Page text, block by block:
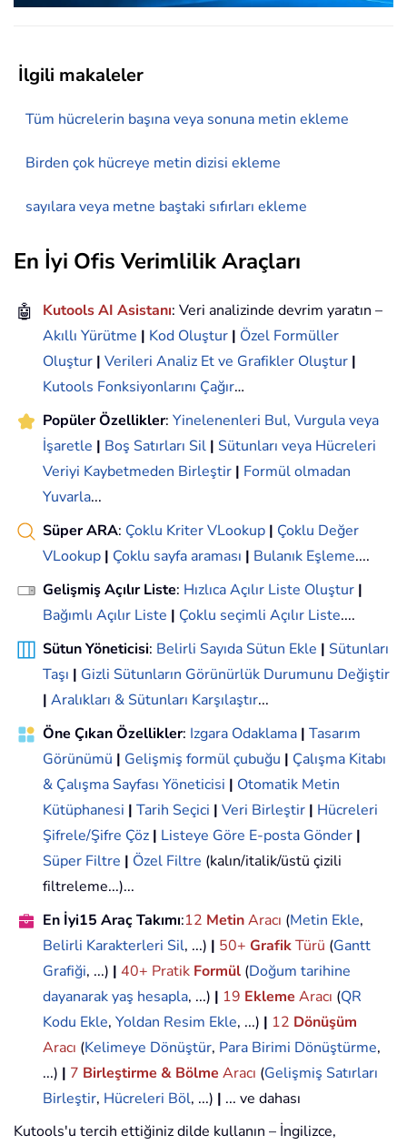
İlgili makaleler
Tüm hücrelerin başına veya sonuna metin ekleme
Birden çok hücreye metin dizisi ekleme
sayılara veya metne baştaki sıfırları ekleme
En İyi Ofis Verimlilik Araçları
🤖 Kutools AI Asistanı: Veri analizinde devrim yaratın –
Akıllı Yürütme | Kod Oluştur | Özel Formüller
Oluştur | Verileri Analiz Et ve Grafikler Oluştur |
Kutools Fonksiyonlarını Çağır…
Popüler Özellikler: Yinelenenleri Bul, Vurgula veya
İşaretle | Boş Satırları Sil | Sütunları veya Hücreleri
Veriyi Kaybetmeden Birleştir | Formül olmadan
Yuvarla...
Süper ARA: Çoklu Kriter VLookup | Çoklu Değer
VLookup | Çoklu sayfa araması | Bulanık Eşleme....
Gelişmiş Açılır Liste: Hızlıca Açılır Liste Oluştur |
Bağımlı Açılır Liste | Çoklu seçimli Açılır Liste....
Sütun Yöneticisi: Belirli Sayıda Sütun Ekle | Sütunları
Taşı | Gizli Sütunların Görünürlük Durumunu Değiştir
| Aralıkları & Sütunları Karşılaştır...
Öne Çıkan Özellikler: Izgara Odaklama | Tasarım
Görünümü | Gelişmiş formül çubuğu | Çalışma Kitabı
& Çalışma Sayfası Yöneticisi | Otomatik Metin
Kütüphanesi | Tarih Seçici | Veri Birleştir | Hücreleri
Şifrele/Şifre Çöz | Listeye Göre E-posta Gönder |
Süper Filtre | Özel Filtre (kalın/italik/üstü çizili
filtreleme...)...
En İyi15 Araç Takımı:12 MetinAracı (Metin Ekle,
Belirli Karakterleri Sil, ...) | 50+ GrafikTürü (Gantt
Grafiği, ...) | 40+ Pratik Formül (Doğum tarihine
dayanarak yaş hesapla, ...) | 19 Ekleme Aracı (QR
Kodu Ekle, Yoldan Resim Ekle, ...) | 12 Dönüşüm
Aracı (Kelimeye Dönüştür, Para Birimi Dönüştürme,
...) | 7 Birleştirme & Bölme Aracı (Gelişmiş Satırları
Birleştir, Hücreleri Böl, ...) | ... ve dahası
Kutools'u tercih ettiğiniz dilde kullanın – İngilizce,